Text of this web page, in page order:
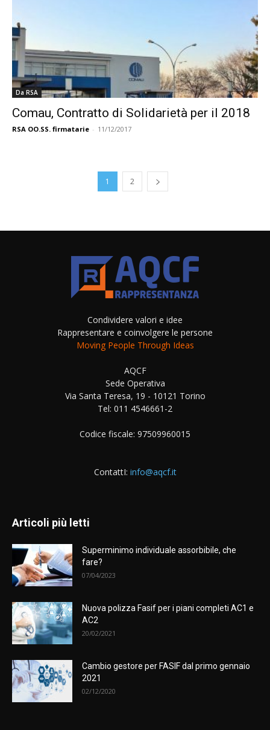
Da RSA
Comau, Contratto di Solidarietà per il 2018
RSA OO.SS. firmatarie - 11/12/2017
1 2
Condividere valori e idee
Rappresentare e coinvolgere le persone
Moving People Through Ideas
AQCF
Sede Operativa
Via Santa Teresa, 19 - 10121 Torino
Tel: 011 4546661-2
Codice fiscale: 97509960015
ContattI: info@aqcf.it
Articoli più letti
Superminimo individuale assorbibile, che
fare?
07/04/2023
Nuova polizza Fasif per i piani completi AC1 e
AC2
20/02/2021
Cambio gestore per FASIF dal primo gennaio
2021
02/12/2020